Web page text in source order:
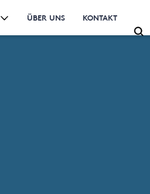
ÜBER UNS KONTAKT